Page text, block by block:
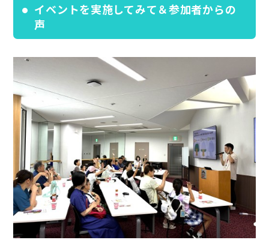
イベントを実施してみて＆参加者からの
声